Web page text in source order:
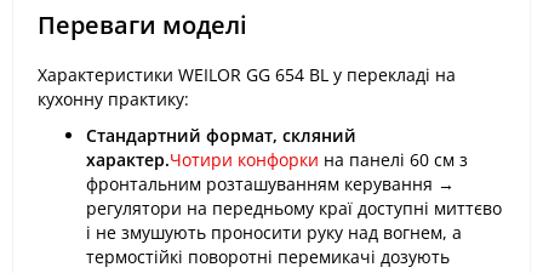
Переваги моделі
Характеристики WEILOR GG 654 BL у перекладі на
кухонну практику:
Стандартний формат, скляний
характер.Чотири конфорки на панелі 60 см з
фронтальним розташуванням керування →
регулятори на передньому краї доступні миттєво
і не змушують проносити руку над вогнем, а
термостійкі поворотні перемикачі дозують